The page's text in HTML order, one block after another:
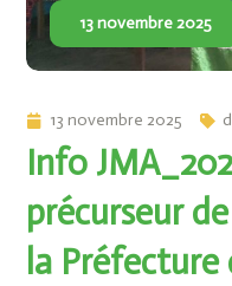
13 novembre 2025
13 novembre 2025
Info
précurseur
la Préfecture